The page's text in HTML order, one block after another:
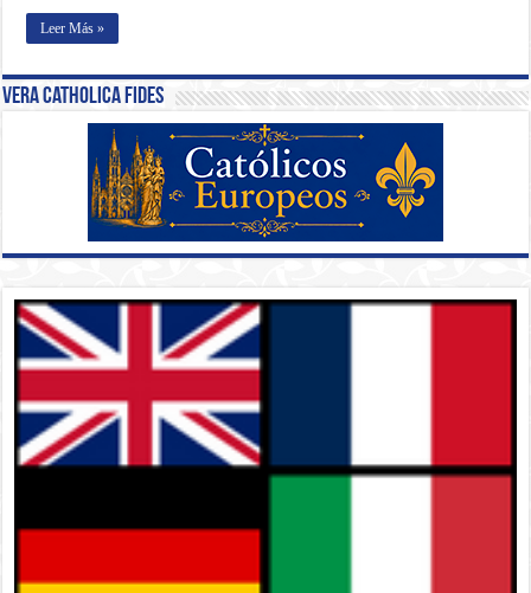
Leer Más »
Vera Catholica Fides